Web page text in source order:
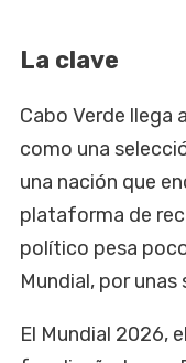
La clave
Cabo Verde llega
como una
una nación que
plataforma de
político pesa
Mundial, por unas
El Mundial 2026,